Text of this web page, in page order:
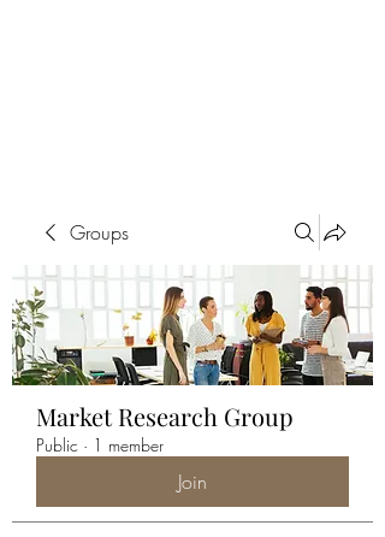
Groups
Market Research Group
Public · 1 member
Join